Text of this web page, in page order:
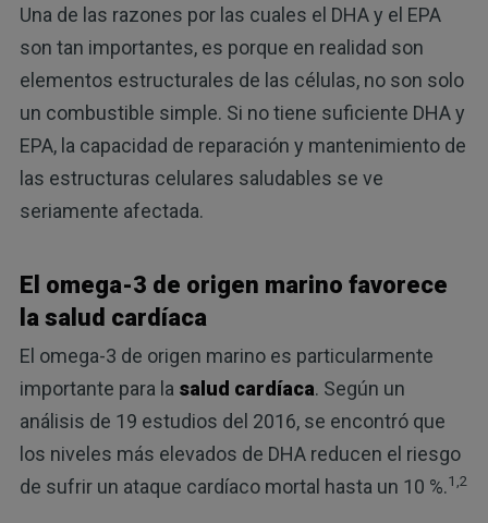
Una de las razones por las cuales el DHA y el EPA
son tan importantes, es porque en realidad son
elementos estructurales de las células, no son solo
un combustible simple. Si no tiene suficiente DHA y
EPA, la capacidad de reparación y mantenimiento de
las estructuras celulares saludables se ve
seriamente afectada.
El omega-3 de origen marino favorece
la salud cardíaca
El omega-3 de origen marino es particularmente
importante para la salud cardíaca. Según un
análisis de 19 estudios del 2016, se encontró que
los niveles más elevados de DHA reducen el riesgo
de sufrir un ataque cardíaco mortal hasta un 10 %.1,2